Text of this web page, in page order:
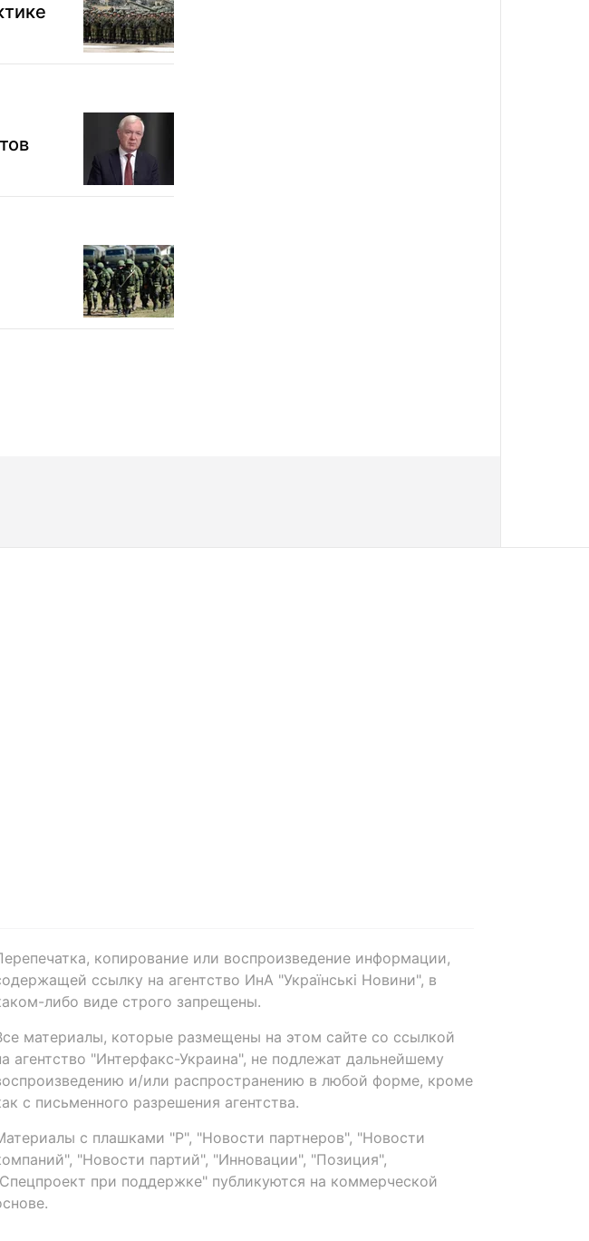
копирование или воспроизведение информации,
ссылку на агентство ИнА "Українські Новини", в
либо виде строго запрещены.
материалы, которые размещены на этом сайте со ссылкой
агентство "Интерфакс-Украина", не подлежат дальнейшему
и/или распространению в любой форме, кроме
с письменного разрешения агентства.
с плашками "Р", "Новости партнеров", "Новости
"Новости партий", "Инновации", "Позиция",
при поддержке" публикуются на коммерческой